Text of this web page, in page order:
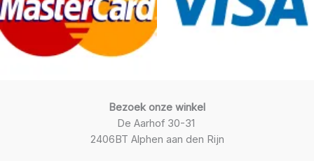
Bezoek onze winkel
De Aarhof 30-31
2406BT Alphen aan den Rijn